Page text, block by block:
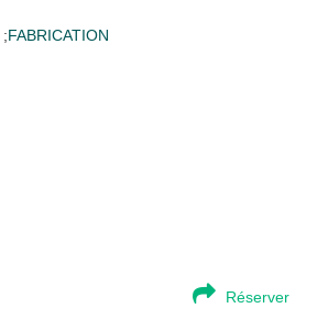
;FABRICATION
Réserver